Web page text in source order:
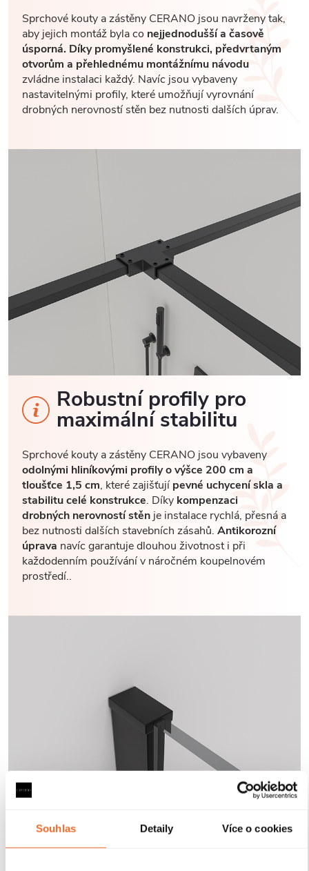
Souhlas Detaily Více o cookies
Sprchové kouty a zástěny CERANO jsou navrženy tak,
aby jejich montáž byla co nejjednodušší a časově
úsporná. Díky promyšlené konstrukci, předvrtaným
otvorům a přehlednému montážnímu návodu
zvládne instalaci každý. Navíc jsou vybaveny
nastavitelnými profily, které umožňují vyrovnání
drobných nerovností stěn bez nutnosti dalších úprav.
Robustní profily pro
maximální stabilitu
Sprchové kouty a zástěny CERANO jsou vybaveny
odolnými hliníkovými profily o výšce 200 cm a
tloušťce 1,5 cm, které zajišťujípevné uchycení skla a
stabilitu celé konstrukce. Díky kompenzaci
drobných nerovností stěnje instalace rychlá, přesná a
bez nutnosti dalších stavebních zásahů. Antikorozní
úprava navíc garantuje dlouhou životnost i při
každodenním používání v náročném koupelnovém
prostředí..